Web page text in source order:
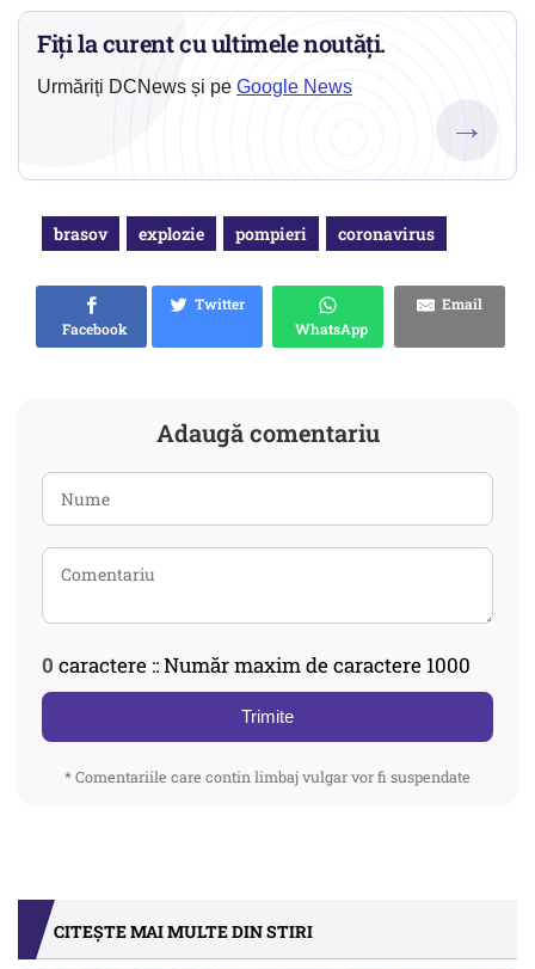
Fiți la curent cu ultimele noutăți.
Urmăriți DCNews și pe Google News
→
brasov explozie pompieri coronavirus
Facebook
Twitter
WhatsApp
Email
Adaugă comentariu
0 caractere :: Număr maxim de caractere 1000
Trimite
* Comentariile care contin limbaj vulgar vor fi suspendate
CITEȘTE MAI MULTE DIN STIRI